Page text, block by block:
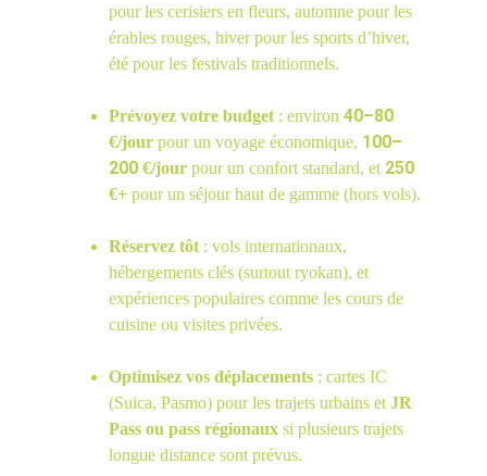
pour les cerisiers en fleurs, automne pour les
érables rouges, hiver pour les sports d’hiver,
été pour les festivals traditionnels.
Prévoyez votre budget : environ 40–80
€/jour pour un voyage économique, 100–
200 €/jour pour un confort standard, et 250
€+ pour un séjour haut de gamme (hors vols).
Réservez tôt : vols internationaux,
hébergements clés (surtout ryokan), et
expériences populaires comme les cours de
cuisine ou visites privées.
Optimisez vos déplacements : cartes IC
(Suica, Pasmo) pour les trajets urbains et JR
Pass ou pass régionaux si plusieurs trajets
longue distance sont prévus.